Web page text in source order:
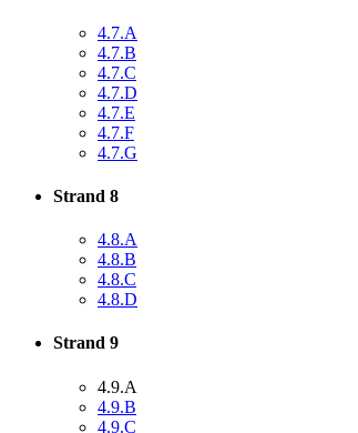
4.7.A
4.7.B
4.7.C
4.7.D
4.7.E
4.7.F
4.7.G
Strand 8
4.8.A
4.8.B
4.8.C
4.8.D
Strand 9
4.9.A
4.9.B
4.9.C